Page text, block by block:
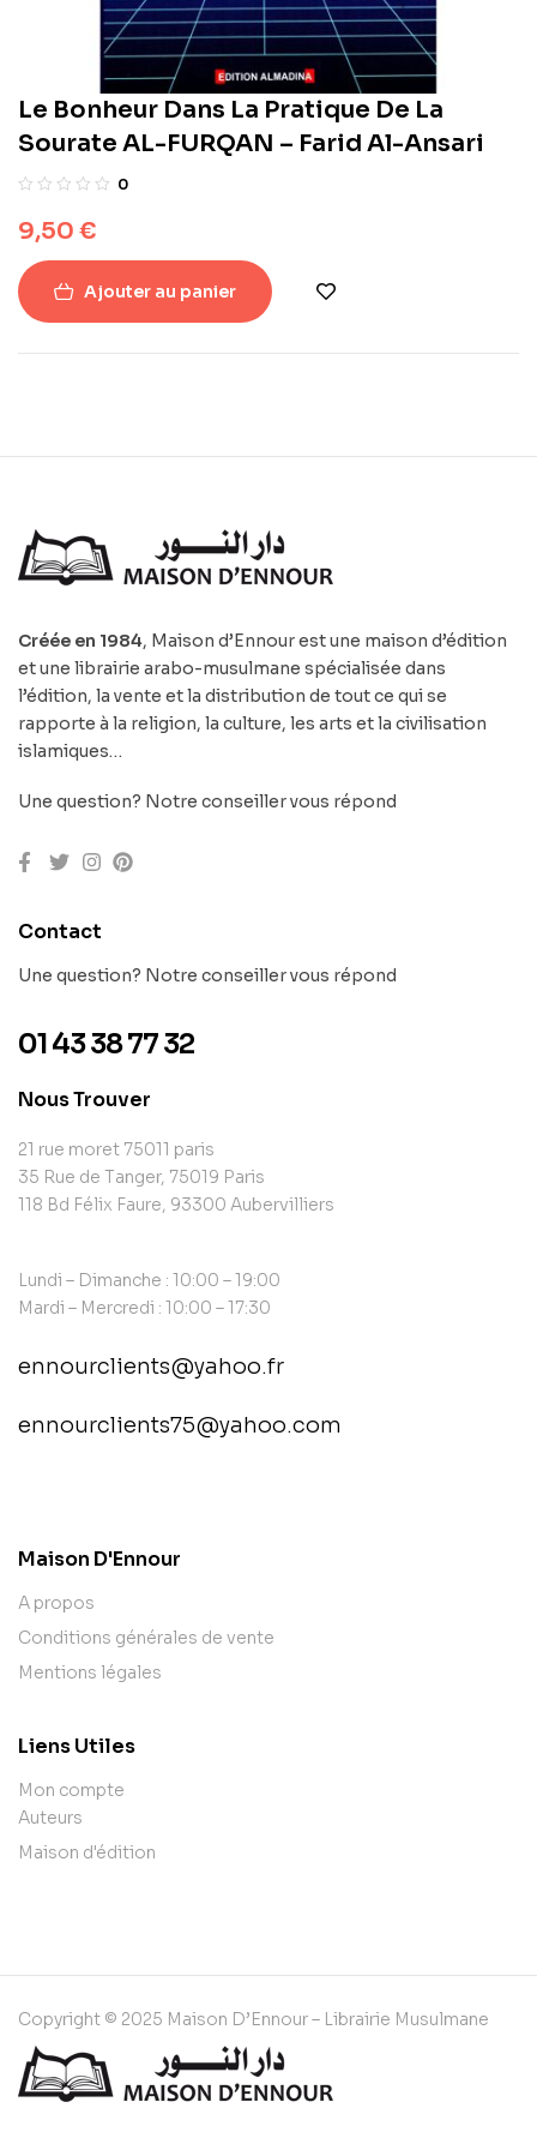
Le Bonheur Dans La Pratique De La
Sourate AL-FURQAN – Farid Al-Ansari
0
9,50 €
Ajouter au panier
Créée en 1984, Maison d’Ennour est une maison d’édition
et une librairie arabo-musulmane spécialisée dans
l’édition, la vente et la distribution de tout ce qui se
rapporte à la religion, la culture, les arts et la civilisation
islamiques…
Une question? Notre conseiller vous répond
Contact
Une question? Notre conseiller vous répond
01 43 38 77 32
Nous Trouver
21 rue moret 75011 paris
35 Rue de Tanger, 75019 Paris
118 Bd Félix Faure, 93300 Aubervilliers
Lundi – Dimanche : 10:00 – 19:00
Mardi – Mercredi : 10:00 – 17:30
ennourclients@yahoo.fr
ennourclients75@yahoo.com
Maison D'Ennour
A propos
Conditions générales de vente
Mentions légales
Liens Utiles
Mon compte
Auteurs
Maison d'édition
Copyright © 2025 Maison D’Ennour – Librairie Musulmane